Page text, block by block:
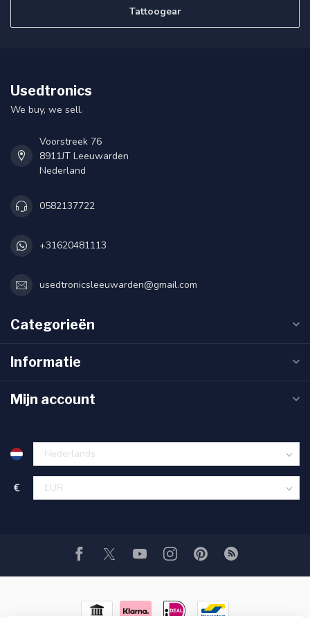
Tattoogear
Usedtronics
We buy, we sell.
Voorstreek 76
8911JT Leeuwarden
Nederland
0582137722
+31620481113
usedtronicsleeuwarden@gmail.com
Categorieën
Informatie
Mijn account
€